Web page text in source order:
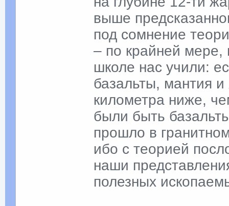
выше
под сомнение
– по крайней
школе нас учили:
базальты, мантия
километра ниже,
были быть
прошло в
ибо с теорией
наши
полезных